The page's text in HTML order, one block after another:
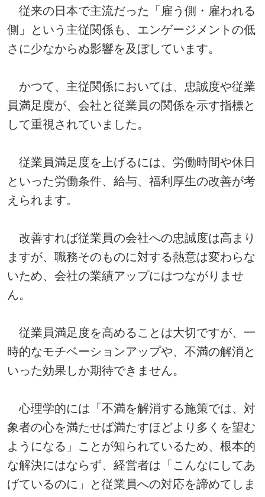
従来の日本で主流だった「雇う側・雇われる
側」という主従関係も、エンゲージメントの低
さに少なからぬ影響を及ぼしています。
かつて、主従関係においては、忠誠度や従業
員満足度が、会社と従業員の関係を示す指標と
して重視されていました。
従業員満足度を上げるには、労働時間や休日
といった労働条件、給与、福利厚生の改善が考
えられます。
改善すれば従業員の会社への忠誠度は高まり
ますが、職務そのものに対する熱意は変わらな
いため、会社の業績アップにはつながりませ
ん。
従業員満足度を高めることは大切ですが、一
時的なモチベーションアップや、不満の解消と
いった効果しか期待できません。
心理学的には「不満を解消する施策では、対
象者の心を満たせば満たすほどより多くを望む
ようになる」ことが知られているため、根本的
な解決にはならず、経営者は「こんなにしてあ
げているのに」と従業員への対応を諦めてしま